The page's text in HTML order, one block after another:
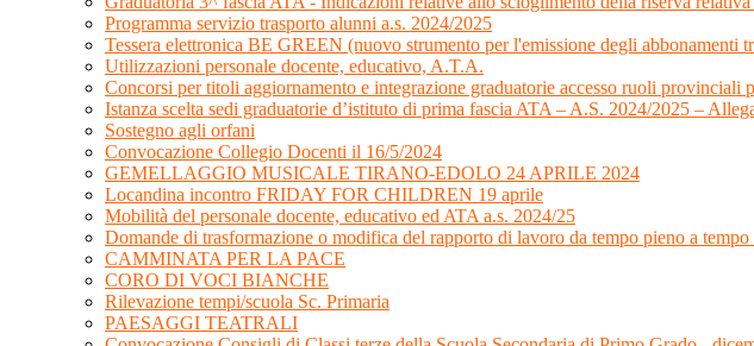
Programma servizio trasporto alunni a.s. 2024/2025
Tessera elettronica BE GREEN (nuovo strumento per l'emissione degli abbonamenti
Utilizzazioni personale docente, educativo, A.T.A.
Concorsi per titoli aggiornamento e integrazione graduatorie accesso ruoli
Istanza scelta sedi graduatorie d’istituto di prima fascia ATA – A.S. 2024/2025 –
Sostegno agli orfani
Convocazione Collegio Docenti il 16/5/2024
GEMELLAGGIO MUSICALE TIRANO-EDOLO 24 APRILE 2024
Locandina incontro FRIDAY FOR CHILDREN 19 aprile
Mobilità del personale docente, educativo ed ATA a.s. 2024/25
Domande di trasformazione o modifica del rapporto di lavoro da tempo pieno a
CAMMINATA PER LA PACE
CORO DI VOCI BIANCHE
Rilevazione tempi/scuola Sc. Primaria
PAESAGGI TEATRALI